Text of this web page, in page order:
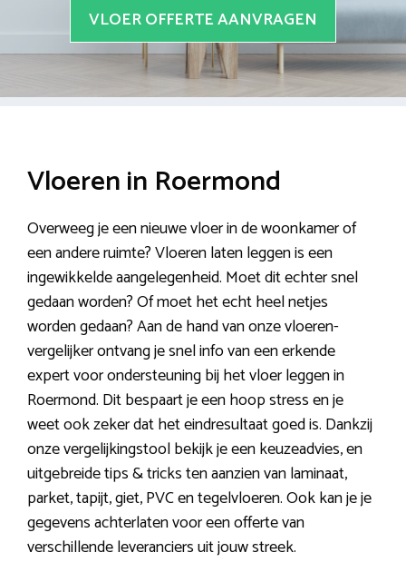
VLOER OFFERTE AANVRAGEN
Vloeren in Roermond
Overweeg je een nieuwe vloer in de woonkamer of
een andere ruimte? Vloeren laten leggen is een
ingewikkelde aangelegenheid. Moet dit echter snel
gedaan worden? Of moet het echt heel netjes
worden gedaan? Aan de hand van onze vloeren-
vergelijker ontvang je snel info van een erkende
expert voor ondersteuning bij het vloer leggen in
Roermond. Dit bespaart je een hoop stress en je
weet ook zeker dat het eindresultaat goed is. Dankzij
onze vergelijkingstool bekijk je een keuzeadvies, en
uitgebreide tips & tricks ten aanzien van laminaat,
parket, tapijt, giet, PVC en tegelvloeren. Ook kan je je
gegevens achterlaten voor een offerte van
verschillende leveranciers uit jouw streek.